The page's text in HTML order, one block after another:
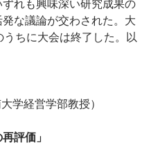
れも興味深い研究成果の
な議論が交わされた。大
ちに大会は終了した。以
学経営学部教授）
評価」